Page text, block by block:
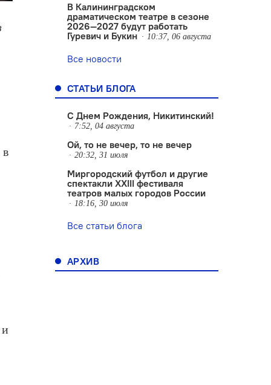
в
В Калининградском
драматическом театре в сезоне
2026—2027 будут работать
Гуревич и Букин
10:37, 06 августа
Все новости
СТАТЬИ БЛОГА
С Днем Рождения, Никитинский!
7:52, 04 августа
Ой, то не вечер, то не вечер
20:32, 31 июля
Миргородский футбол и другие
спектакли XXIII фестиваля
театров малых городов России
18:16, 30 июля
Все статьи блога
АРХИВ